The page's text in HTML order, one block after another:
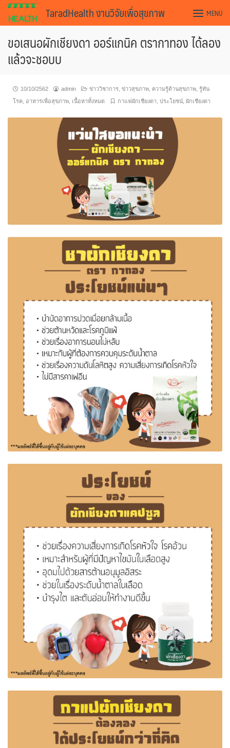
Skip
TaradHealth งานวิจัยเพื่อสุขภาพ MENU
ขอเสนอผักเชียงดา ออร์แกนิค ตรากาทอง ได้ลอง
แล้วจะชอบบ
10/10/2562 admin ข่าววิชาการ ข่าวสุขภาพ ความรู้ด้านสุขภาพ รู้ทัน
โรค อาหารเพื่อสุขภาพ เนื้อหาทั้งหมด กาแฟผักเชียงดา ประโยชน์ ผักเชียงดา